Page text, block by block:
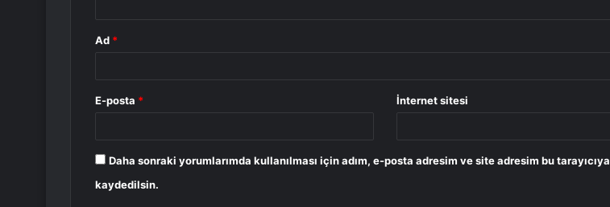
Ad *
E-posta * İnternet sitesi
Daha sonraki yorumlarımda kullanılması için adım, e-posta adresim ve site adresim bu tarayıcıya
kaydedilsin.